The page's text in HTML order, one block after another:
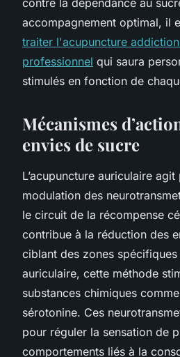
accompagnement optimal, il
traiter l'acupuncture
professionnel qui saura
stimulés en fonction de
Mécanismes
envies de sucre
L’acupuncture auriculaire
modulation des
le circuit de la récompense
contribue à la réduction des
ciblant des zones
auriculaire, cette méthode
substances chimiques
sérotonine. Ces
pour réguler la sensation de
comportements liés à la